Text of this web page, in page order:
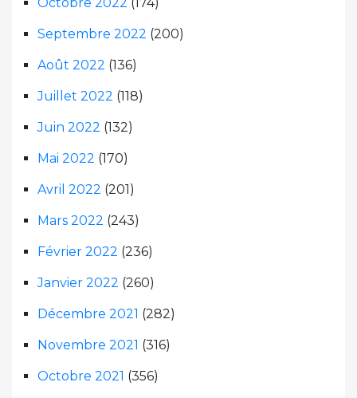
Septembre 2022 (200)
Août 2022 (136)
Juillet 2022 (118)
Juin 2022 (132)
Mai 2022 (170)
Avril 2022 (201)
Mars 2022 (243)
Février 2022 (236)
Janvier 2022 (260)
Décembre 2021 (282)
Novembre 2021 (316)
Octobre 2021 (356)